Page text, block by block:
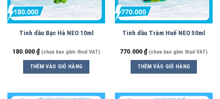
Tinh dầu Bạc Hà NEO 10ml
180.000₫ (chưa bao gồm thuế VAT)
THÊM VÀO GIỎ HÀNG
Tinh dầu Tràm Huế NEO 50ml
770.000₫ (chưa bao gồm thuế VAT)
THÊM VÀO GIỎ HÀNG